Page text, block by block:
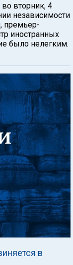
вторник, 4
независимости
премьер-
иностранных
было нелегким.
в